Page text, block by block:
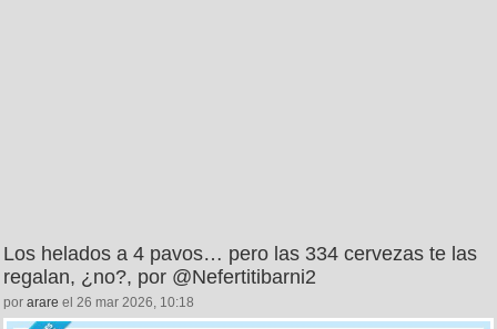
Los helados a 4 pavos… pero las 334 cervezas te las
regalan, ¿no?, por @Nefertitibarni2
por arare el 26 mar 2026, 10:18